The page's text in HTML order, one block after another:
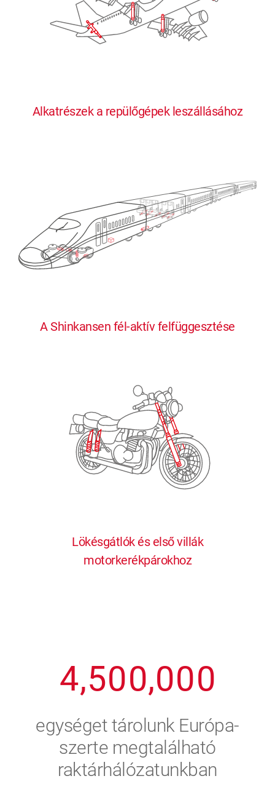
Alkatrészek a repülőgépek leszállásához
A Shinkansen fél-aktív felfüggesztése
Lökésgátlók és első villák
motorkerékpárokhoz
0
4
5
6
7
,
1
2
5
6
7
8
0
3
4
6
7
0
0
2
3
4
6
7
0,
0
2
3
4
6
7
0
0
2
3
4
6
7
0
0
3
4
6
0
egységet tárolunk Európa-
szerte megtalálható
raktárhálózatunkban